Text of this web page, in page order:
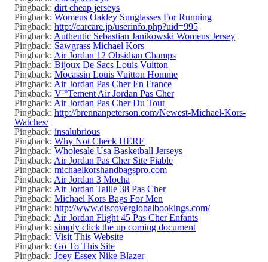
Pingback: dirt cheap jerseys
Pingback: Womens Oakley Sunglasses For Running
Pingback: http://carcare.jp/userinfo.php?uid=995
Pingback: Authentic Sebastian Janikowski Womens Jersey
Pingback: Sawgrass Michael Kors
Pingback: Air Jordan 12 Obsidian Champs
Pingback: Bijoux De Sacs Louis Vuitton
Pingback: Mocassin Louis Vuitton Homme
Pingback: Air Jordan Pas Cher En France
Pingback: V¨ºTement Air Jordan Pas Cher
Pingback: Air Jordan Pas Cher Du Tout
Pingback: http://brennanpeterson.com/Newest-Michael-Kors-
Watches/
Pingback: insalubrious
Pingback: Why Not Check HERE
Pingback: Wholesale Usa Basketball Jerseys
Pingback: Air Jordan Pas Cher Site Fiable
Pingback: michaelkorshandbagspro.com
Pingback: Air Jordan 3 Mocha
Pingback: Air Jordan Taille 38 Pas Cher
Pingback: Michael Kors Bags For Men
Pingback: http://www.discoverglobalbookings.com/
Pingback: Air Jordan Flight 45 Pas Cher Enfants
Pingback: simply click the up coming document
Pingback: Visit This Website
Pingback: Go To This Site
Pingback: Joey Essex Nike Blazer